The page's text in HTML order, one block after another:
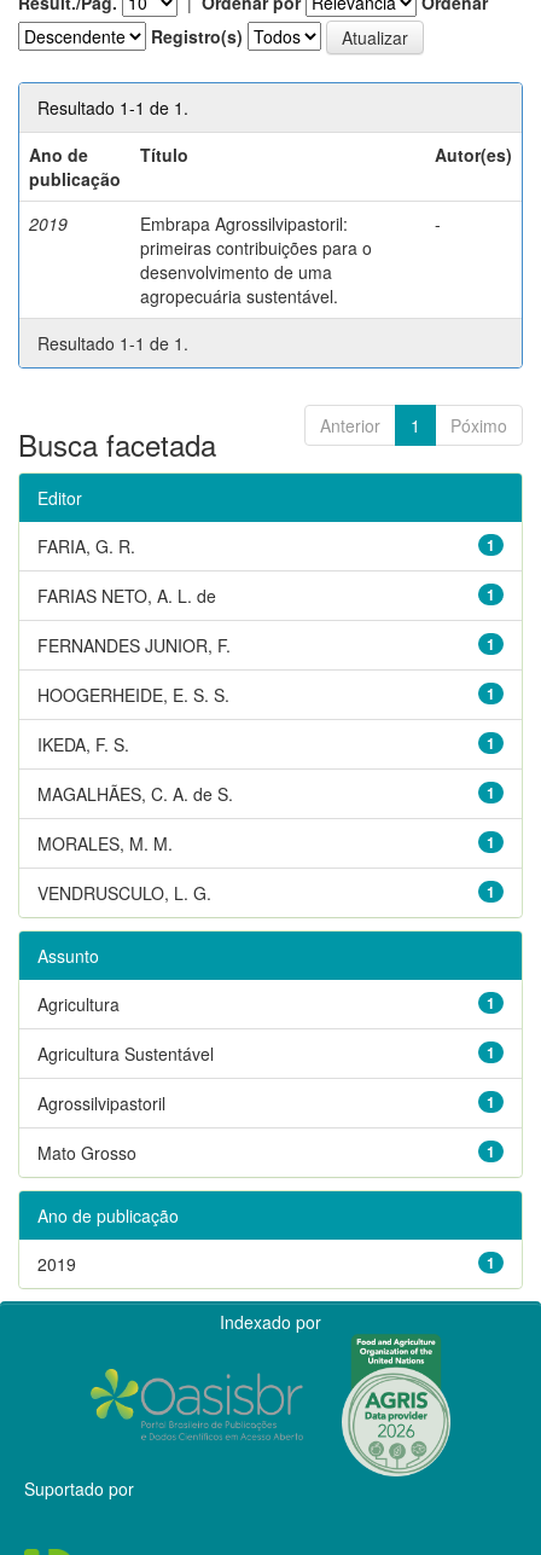
Registro(s)
Resultado 1-1 de 1.
Ano de
publicação
Título Autor(es)
2019
Embrapa Agrossilvipastoril:
primeiras contribuições para o
desenvolvimento de uma
agropecuária sustentável.
-
Resultado 1-1 de 1.
Anterior 1 Póximo
Busca facetada
Editor
1
FARIA, G. R.
1
FARIAS NETO, A. L. de
1
FERNANDES JUNIOR, F.
1
HOOGERHEIDE, E. S. S.
1
IKEDA, F. S.
1
MAGALHÃES, C. A. de S.
1
MORALES, M. M.
1
VENDRUSCULO, L. G.
Assunto
1
Agricultura
1
Agricultura Sustentável
1
Agrossilvipastoril
1
Mato Grosso
Ano de publicação
1
2019
Indexado por
Suportado por